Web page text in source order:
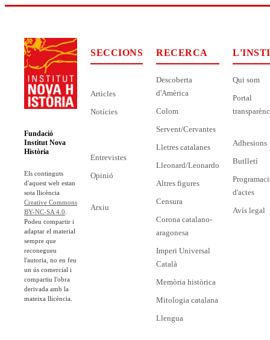
Fundació
Institut Nova
Història
Els continguts
d'aquest web estan
sota llicència
Creative Commons
BY-NC-SA 4.0
Podeu compartir i
adaptar el material
sempre que
reconegueu
l'autoria, no en feu
un ús comercial i
compartiu l'obra
derivada amb la
mateixa llicència.
SECCIONS
Articles
Notícies
Entrevistes
Opinió
Arxiu
RECERCA
Descoberta
d'Amèrica
Colom
Servent/Cervantes
Lletres catalanes
Lleonard/Leonardo
Altres figures
Censura
Corona catalano-
aragonesa
Imperi Universal
Català
Memòria històrica
Mitologia catalana
Llengua
Qui som
Portal
Adhesions
Butlletí
d'actes
Avís legal